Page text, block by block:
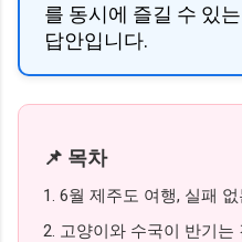
를 동시에 즐길 수 있
답안입니다.
📌 목차
1. 6월 제주도 여행, 실패
2. 고양이와 수국이 반기는